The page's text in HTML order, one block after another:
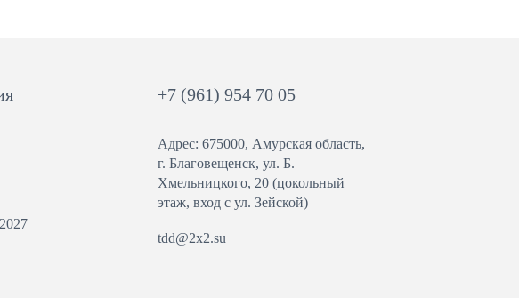
+7 (961) 954 70 05
Адрес: 675000, Амурская область,
г. Благовещенск, ул. ​Б.
Хмельницкого, 20 (цокольный
этаж, вход с ул. Зейской)
tdd@2x2.su